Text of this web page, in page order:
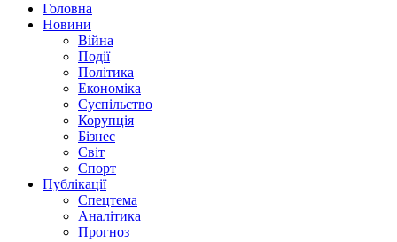
Головна
Новини
Війна
Події
Політика
Економіка
Суспільство
Корупція
Бізнес
Світ
Спорт
Публікації
Спецтема
Аналітика
Прогноз